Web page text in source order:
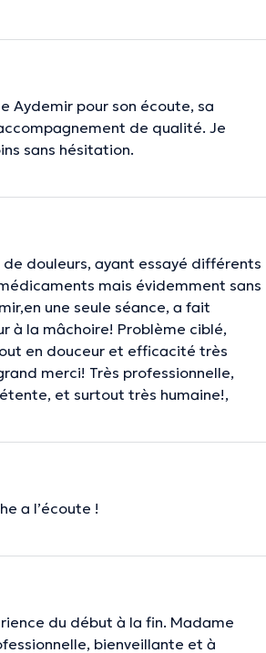
Aydemir pour son écoute, sa
de qualité. Je
sans hésitation.
douleurs, ayant essayé différents
mais évidemment sans
une seule séance, a fait
à la mâchoire! Problème ciblé,
en douceur et efficacité très
merci! Très professionnelle,
et surtout très humaine!,
a l’écoute !
du début à la fin. Madame
bienveillante et à